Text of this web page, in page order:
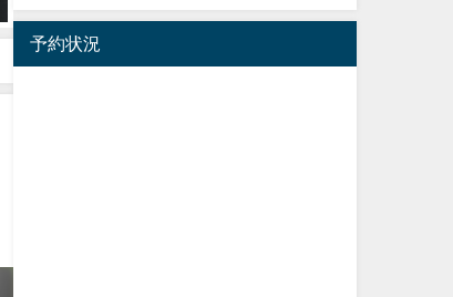
Kingfisher
2022年4月7日
予約状況